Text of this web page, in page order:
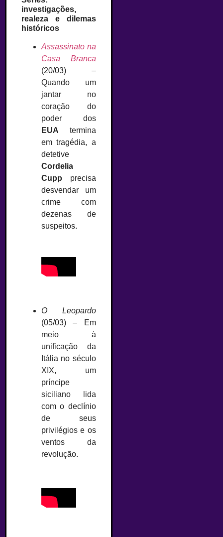
investigações,
realeza e dilemas
históricos
Assassinato na
Casa Branca
(20/03) –
Quando um
jantar no
coração do
poder dos
EUA termina
em tragédia, a
detetive
Cordelia
Cupp precisa
desvendar um
crime com
dezenas de
suspeitos.
O Leopardo
(05/03) – Em
meio à
unificação da
Itália no século
XIX, um
príncipe
siciliano lida
com o declínio
de seus
privilégios e os
ventos da
revolução.